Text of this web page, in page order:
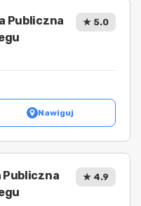
Publiczna
★ 5.0
Nawiguj
Publiczna
★ 4.9